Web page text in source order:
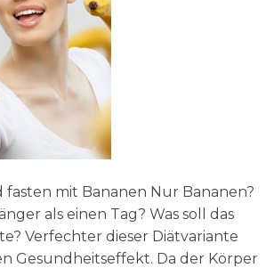
mit Bananen Nur Bananen?
als einen Tag? Was soll das
Verfechter dieser Diätvariante
Gesundheitseffekt. Da der Körper